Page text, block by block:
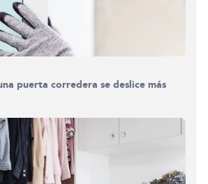
puerta corredera se deslice más